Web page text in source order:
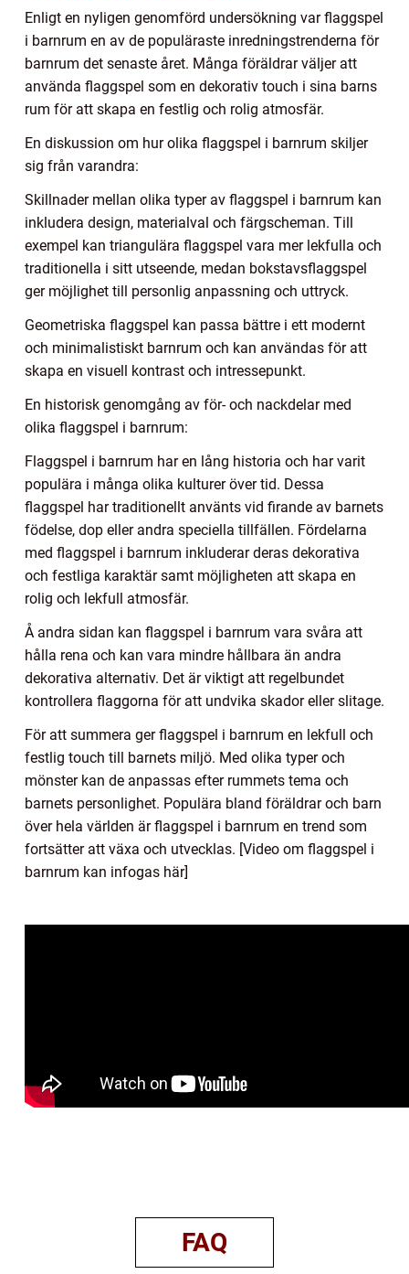
Enligt en nyligen genomförd undersökning var flaggspel
i barnrum en av de populäraste inredningstrenderna för
barnrum det senaste året. Många föräldrar väljer att
använda flaggspel som en dekorativ touch i sina barns
rum för att skapa en festlig och rolig atmosfär.
En diskussion om hur olika flaggspel i barnrum skiljer
sig från varandra:
Skillnader mellan olika typer av flaggspel i barnrum kan
inkludera design, materialval och färgscheman. Till
exempel kan triangulära flaggspel vara mer lekfulla och
traditionella i sitt utseende, medan bokstavsflaggspel
ger möjlighet till personlig anpassning och uttryck.
Geometriska flaggspel kan passa bättre i ett modernt
och minimalistiskt barnrum och kan användas för att
skapa en visuell kontrast och intressepunkt.
En historisk genomgång av för- och nackdelar med
olika flaggspel i barnrum:
Flaggspel i barnrum har en lång historia och har varit
populära i många olika kulturer över tid. Dessa
flaggspel har traditionellt använts vid firande av barnets
födelse, dop eller andra speciella tillfällen. Fördelarna
med flaggspel i barnrum inkluderar deras dekorativa
och festliga karaktär samt möjligheten att skapa en
rolig och lekfull atmosfär.
Å andra sidan kan flaggspel i barnrum vara svåra att
hålla rena och kan vara mindre hållbara än andra
dekorativa alternativ. Det är viktigt att regelbundet
kontrollera flaggorna för att undvika skador eller slitage.
För att summera ger flaggspel i barnrum en lekfull och
festlig touch till barnets miljö. Med olika typer och
mönster kan de anpassas efter rummets tema och
barnets personlighet. Populära bland föräldrar och barn
över hela världen är flaggspel i barnrum en trend som
fortsätter att växa och utvecklas. [Video om flaggspel i
barnrum kan infogas här]
FAQ